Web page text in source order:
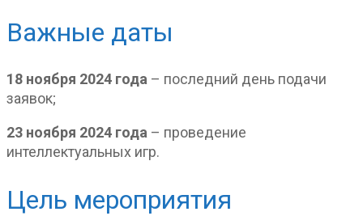
Важные даты
18 ноября 2024 года – последний день подачи
заявок;
23 ноября 2024 года – проведение
интеллектуальных игр.
Цель мероприятия